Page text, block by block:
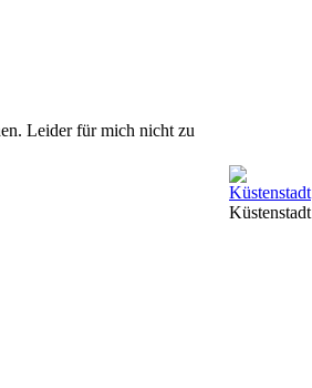
Leider für mich nicht zu
Küstenstadt